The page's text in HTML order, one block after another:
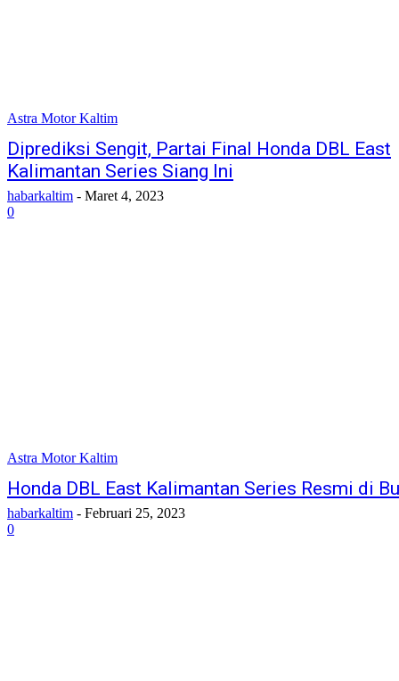
Astra Motor Kaltim
Diprediksi Sengit, Partai Final Honda DBL East
Kalimantan Series Siang Ini
habarkaltim - Maret 4, 2023
0
Astra Motor Kaltim
Honda DBL East Kalimantan Series Resmi di
habarkaltim - Februari 25, 2023
0